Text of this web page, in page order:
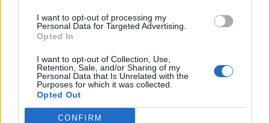
I want to opt-out of processing my
Personal Data for Targeted Advertising.
Opted In
I want to opt-out of Collection, Use,
Retention, Sale, and/or Sharing of my
Personal Data that Is Unrelated with the
Purposes for which it was collected.
Opted Out
CONFIRM